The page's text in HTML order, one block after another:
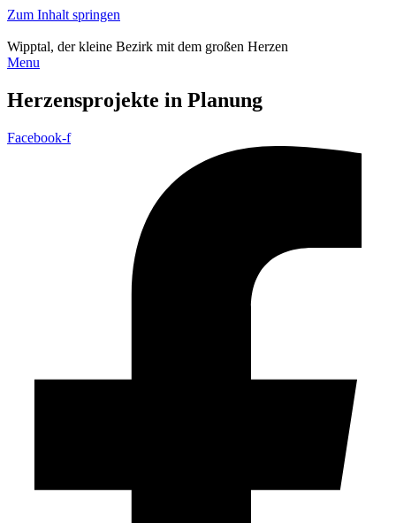
Zum Inhalt springen
Wipptal, der kleine Bezirk mit dem großen Herzen
Menu
Herzensprojekte in Planung
Facebook-f